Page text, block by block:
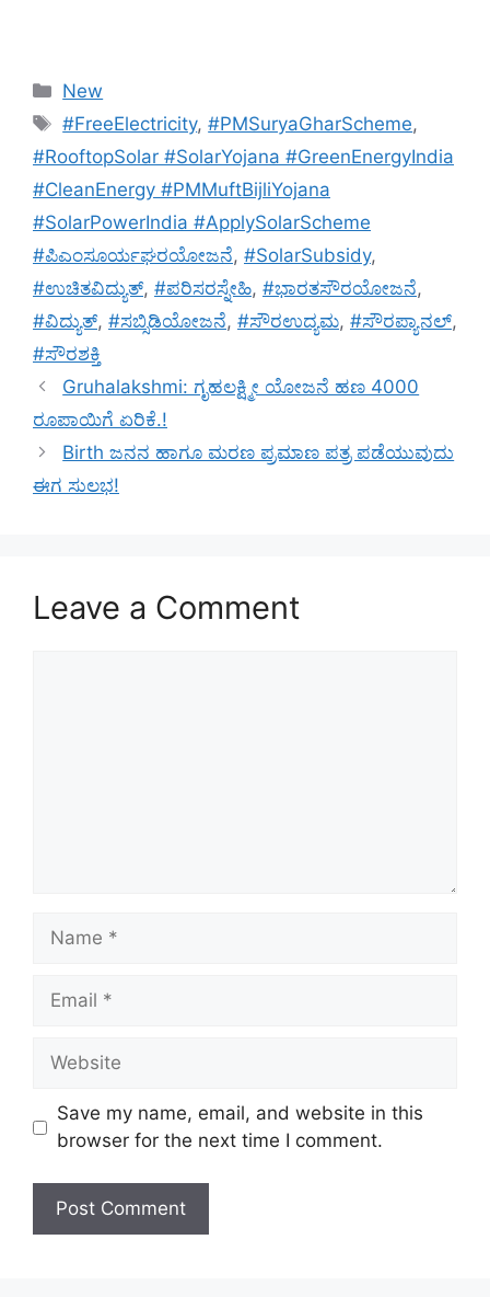
Categories
New
Tags
#FreeElectricity,#PMSuryaGharScheme,
#RooftopSolar #SolarYojana #GreenEnergyIndia
#CleanEnergy #PMMuftBijliYojana
#SolarPowerIndia #ApplySolarScheme
#ಪಿಎಂಸೂರ್ಯಘರಯೋಜನೆ, #SolarSubsidy,
#ಉಚಿತವಿದ್ಯುತ್, #ಪರಿಸರಸ್ನೇಹಿ, #ಭಾರತಸೌರಯೋಜನೆ,
#ವಿದ್ಯುತ್, #ಸಬ್ಸಿಡಿಯೋಜನೆ, #ಸೌರಉದ್ಯಮ, #ಸೌರಪ್ಯಾನಲ್,
#ಸೌರಶಕ್ತಿ
Gruhalakshmi: ಗೃಹಲಕ್ಷ್ಮೀ ಯೋಜನೆ ಹಣ 4000
ರೂಪಾಯಿಗೆ ಏರಿಕೆ.!
Birth ಜನನ ಹಾಗೂ ಮರಣ ಪ್ರಮಾಣ ಪತ್ರ ಪಡೆಯುವುದು
ಈಗ ಸುಲಭ!
Leave a Comment
Name
Email
Website
Save my name, email, and website in this
browser for the next time I comment.